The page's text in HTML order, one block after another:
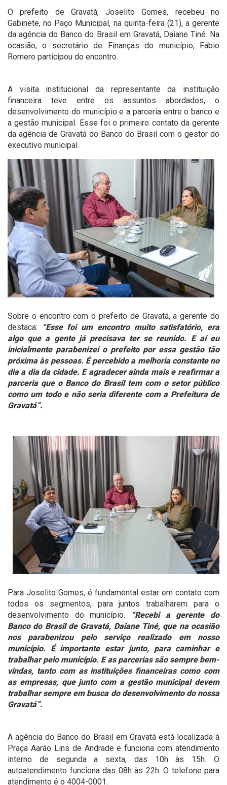
O prefeito de Gravatá, Joselito Gomes, recebeu no
Gabinete, no Paço Municipal, na quinta-feira (21), a gerente
da agência do Banco do Brasil em Gravatá, Daiane Tiné. Na
ocasião, o secretário de Finanças do município, Fábio
Romero participou do encontro.
A visita institucional da representante da instituição
financeira teve entre os assuntos abordados, o
desenvolvimento do município e a parceria entre o banco e
a gestão municipal. Esse foi o primeiro contato da gerente
da agência de Gravatá do Banco do Brasil com o gestor do
executivo municipal.
Sobre o encontro com o prefeito de Gravatá, a gerente do
destaca:
“Esse foi um encontro muito satisfatório, era
algo que a gente já precisava ter se reunido. E aí eu
inicialmente parabenizei o prefeito por essa gestão tão
próxima às pessoas. É percebido a melhoria constante no
dia a dia da cidade. E agradecer ainda mais e reafirmar a
parceria que o Banco do Brasil tem com o setor público
como um todo e não seria diferente com a Prefeitura de
Gravatá”.
Para Joselito Gomes, é fundamental estar em contato com
todos os segmentos, para juntos trabalharem para o
desenvolvimento do município.
“Recebi a gerente do
Banco do Brasil de Gravatá, Daiane Tiné, que na ocasião
nos parabenizou pelo serviço realizado em nosso
município. É importante estar junto, para caminhar e
trabalhar pelo município. E as parcerias são sempre bem-
vindas, tanto com as instituições financeiras como com
as empresas, que junto com a gestão municipal devem
trabalhar sempre em busca do desenvolvimento do nossa
Gravatá”.
A agência do Banco do Brasil em Gravatá está localizada à
Praça Aarão Lins de Andrade e funciona com atendimento
interno de segunda a sexta, das 10h às 15h. O
autoatendimento funciona das 08h às 22h. O telefone para
atendimento é o 4004-0001.